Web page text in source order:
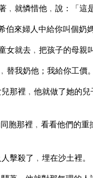
就憐惜他﹐說：「這
來婦人中給你叫個奶
女就去﹐把孩子的母親
我奶他；我給你工價
那裡﹐他就做了她的
胞那裡﹐看看他們的
擊殺了﹐埋在沙土裡。